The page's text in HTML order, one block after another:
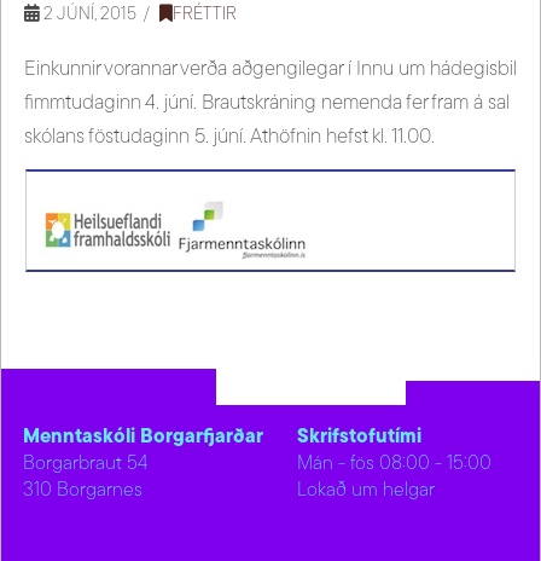
2 JÚNÍ, 2015 FRÉTTIR
Einkunnir vorannar verða aðgengilegar í Innu um hádegisbil
fimmtudaginn 4. júní. Brautskráning nemenda fer fram á sal
skólans föstudaginn 5. júní. Athöfnin hefst kl. 11.00.
Menntaskóli Borgarfjarðar
Borgarbraut 54
310 Borgarnes
Skrifstofutími
Mán - fös 08:00 - 15:00
Lokað um helgar